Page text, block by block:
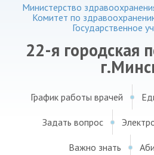
Министерство
Комитет по
Государственное
22-я городская
График работы врачей
Задать вопрос
Важно знать